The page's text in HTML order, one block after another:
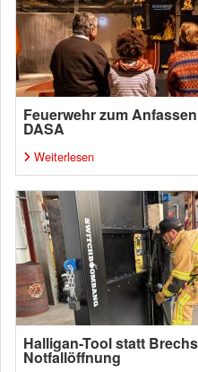
Feuerwehr zum
DASA
Weiterlesen
Halligan-Tool statt
Notfallöffnung